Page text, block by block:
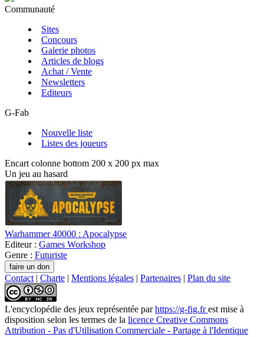
Communauté
Sites
Concours
Galerie photos
Articles de blogs
Achat / Vente
Newsletters
Editeurs
G-Fab
Nouvelle liste
Listes des joueurs
Encart colonne bottom 200 x 200 px max
Un jeu au hasard
Warhammer 40000 : Apocalypse
Editeur : Games Workshop
Genre : Futuriste
Contact | Charte | Mentions légales | Partenaires | Plan du site
L'encyclopédie des jeux représentée parhttps://g-fig.frest mise à
disposition selon les termes de la licence Creative Commons
Attribution - Pas d'Utilisation Commerciale - Partage à l'Identique